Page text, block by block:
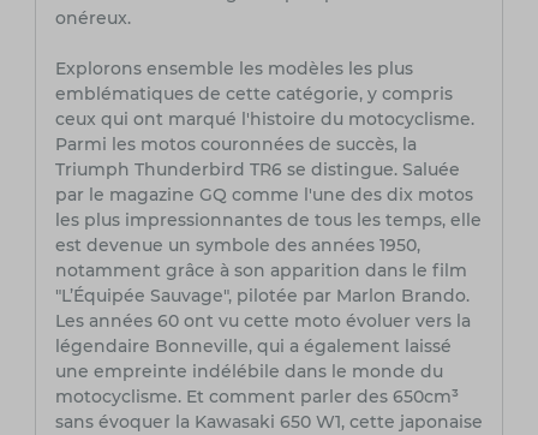
onéreux.
Explorons ensemble les modèles les plus
emblématiques de cette catégorie, y compris
ceux qui ont marqué l'histoire du motocyclisme.
Parmi les motos couronnées de succès, la
Triumph Thunderbird TR6 se distingue. Saluée
par le magazine GQ comme l'une des dix motos
les plus impressionnantes de tous les temps, elle
est devenue un symbole des années 1950,
notamment grâce à son apparition dans le film
"L’Équipée Sauvage", pilotée par Marlon Brando.
Les années 60 ont vu cette moto évoluer vers la
légendaire Bonneville, qui a également laissé
une empreinte indélébile dans le monde du
motocyclisme. Et comment parler des 650cm³
sans évoquer la Kawasaki 650 W1, cette japonaise